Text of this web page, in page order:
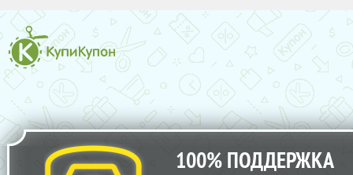
100% ПОДДЕРЖКА